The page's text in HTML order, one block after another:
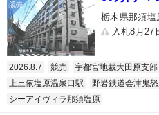
栃木県那須塩
入札8月27
2026.8.7 競売 宇都宮地裁大田原支部
上三依塩原温泉口駅
野岩鉄道会津鬼
シーアイヴィラ那須塩原